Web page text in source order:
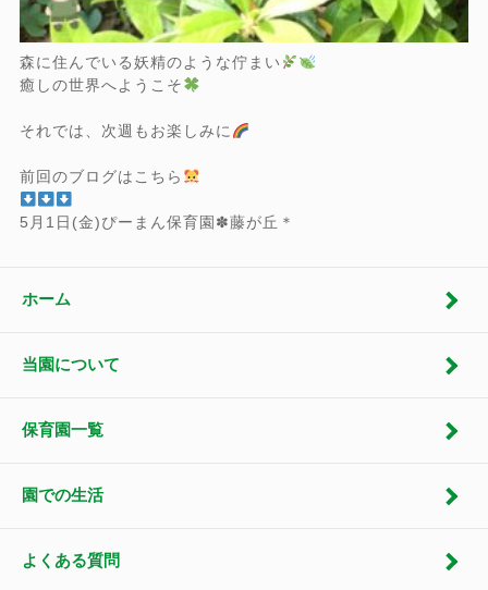
森に住んでいる妖精のような佇まい
癒しの世界へようこそ
それでは、次週もお楽しみに
前回のブログはこちら
5月1日(金)ぴーまん保育園✽藤が丘＊
ホーム
当園について
保育園一覧
園での生活
よくある質問